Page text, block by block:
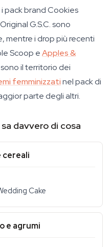
pack brand Cookies
G.S.C. sono
mentre i drop più recenti
Scoop eApples &
sono il territorio dei
femminizzatinel pack di
parte degli altri.
davvero di cosa
cereali
Cake
e agrumi